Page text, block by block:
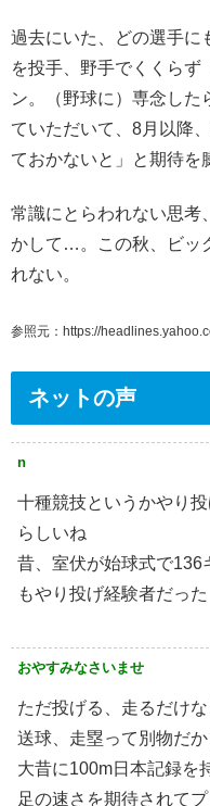
過去にいた、どの選手に
を投手、野手でくくらず
ン。（野球に）専念した
ていただいて、8月以降
ておかないと」と期待を
常識にとらわれない思考
かして…。この秋、ビッ
れない。
参照元：https://
ネットの声
n
十種競技というかやり
らしいね
昔、室伏が始球式で136
もやり投げ経験者だった
おやすみなさいませ
ただ投げる、走るだけ
送球、走塁って別物だか
大昔に100m日本記録を
足の速さを期待されてプ